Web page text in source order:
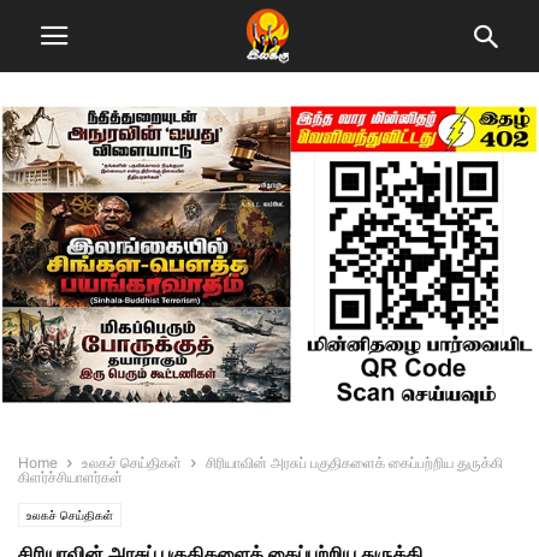
Home உலகச் செய்திகள்
சிரியாவின் அரசுப் பகுதிகளைக் கைப்பற்றிய துருக்கி
கிளர்ச்சியாளர்கள்
உலகச் செய்திகள்